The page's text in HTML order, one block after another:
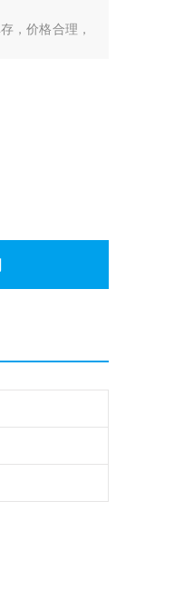
，价格合理，
你解决手头上
信号发生器、